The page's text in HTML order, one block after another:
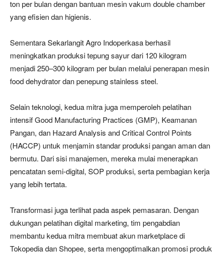
ton per bulan dengan bantuan mesin vakum double chamber
yang efisien dan higienis.
Sementara Sekarlangit Agro Indoperkasa berhasil
meningkatkan produksi tepung sayur dari 120 kilogram
menjadi 250–300 kilogram per bulan melalui penerapan mesin
food dehydrator dan penepung stainless steel.
Selain teknologi, kedua mitra juga memperoleh pelatihan
intensif Good Manufacturing Practices (GMP), Keamanan
Pangan, dan Hazard Analysis and Critical Control Points
(HACCP) untuk menjamin standar produksi pangan aman dan
bermutu. Dari sisi manajemen, mereka mulai menerapkan
pencatatan semi-digital, SOP produksi, serta pembagian kerja
yang lebih tertata.
Transformasi juga terlihat pada aspek pemasaran. Dengan
dukungan pelatihan digital marketing, tim pengabdian
membantu kedua mitra membuat akun marketplace di
Tokopedia dan Shopee, serta mengoptimalkan promosi produk